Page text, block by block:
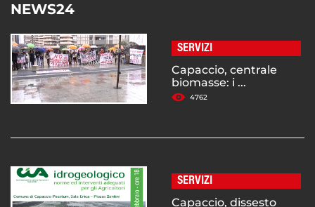
NEWS24
SERVIZI
Capaccio, centrale
biomasse: i ...
4762
SERVIZI
Capaccio, dissesto